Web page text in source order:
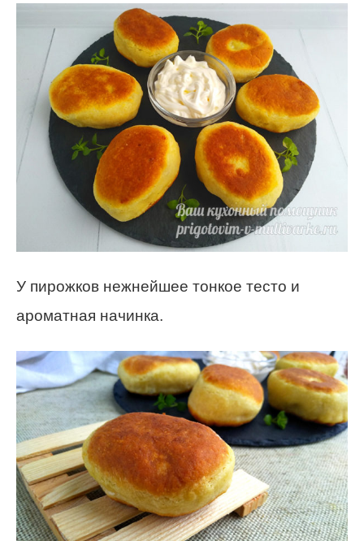
У пирожков нежнейшее тонкое тесто и
ароматная начинка.